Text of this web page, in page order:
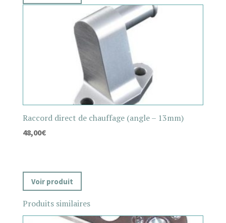
Raccord direct de chauffage (angle – 13mm)
48,00€
Voir produit
Produits similaires